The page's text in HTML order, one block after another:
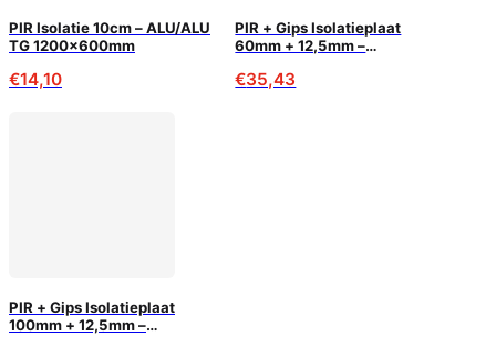
PIR Isolatie 10cm – ALU/ALU
TG 1200x600mm
€14,10
PIR + Gips Isolatieplaat
60mm + 12,5mm –
€35,43
PIR + Gips Isolatieplaat
100mm + 12,5mm –